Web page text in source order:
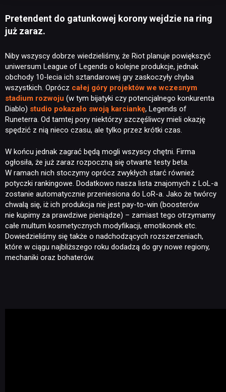
Pretendent do gatunkowej korony wejdzie na ring
już zaraz.
Niby wszyscy dobrze wiedzieliśmy, że Riot planuje powiększyć
uniwersum League of Legends o kolejne produkcje, jednak
obchody 10-lecia ich sztandarowej gry zaskoczyły chyba
wszystkich. Oprócz całej góry projektów we wczesnym
stadium rozwoju (w tym bijatyki czy potencjalnego konkurenta
Diablo) studio pokazało swoją karciankę, Legends of
Runeterra. Od tamtej pory niektórzy szczęśliwcy mieli okazję
spędzić z nią nieco czasu, ale tylko przez krótki czas.
W końcu jednak zagrać będą mogli wszyscy chętni. Firma
ogłosiła, że już zaraz rozpoczną się otwarte testy beta.
W ramach nich stoczymy oprócz zwykłych starć również
potyczki rankingowe. Dodatkowo nasza lista znajomych z LoL-a
zostanie automatycznie przeniesiona do LoR-a. Jako że twórcy
chwalą się, iż ich produkcja nie jest pay-to-win (boosterów
nie kupimy za prawdziwe pieniądze) – zamiast tego otrzymamy
całe multum kosmetycznych modyfikacji, emotikonek etc.
Dowiedzieliśmy się także o nadchodzących rozszerzeniach,
które w ciągu najbliższego roku dodadzą do gry nowe regiony,
mechaniki oraz bohaterów.